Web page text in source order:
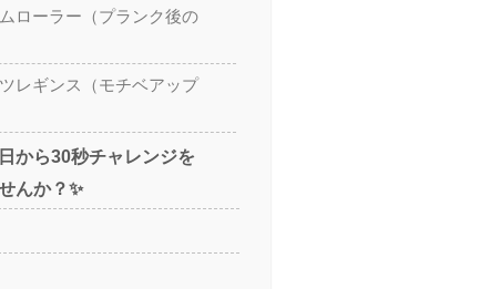
ローラー（プランク後の
レギンス（モチベアップ
から30秒チャレンジを
んか？✨